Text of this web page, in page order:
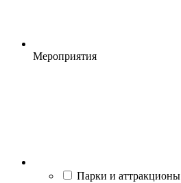
Мероприятия
Парки и аттракционы